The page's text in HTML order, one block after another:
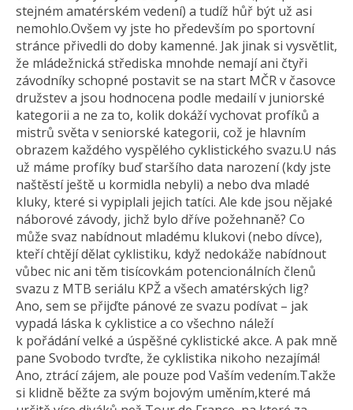
stejném amatérském vedení) a tudíž hůř být už asi
nemohlo.Ovšem vy jste ho především po sportovní
stránce přivedli do doby kamenné. Jak jinak si vysvětlit,
že mládežnická střediska mnohde nemají ani čtyři
závodníky schopné postavit se na start MČR v časovce
družstev a jsou hodnocena podle medailí v juniorské
kategorii a ne za to, kolik dokáží vychovat profíků a
mistrů světa v seniorské kategorii, což je hlavním
obrazem každého vyspělého cyklistického svazu.U nás
už máme profíky buď staršího data narození (kdy jste
naštěstí ještě u kormidla nebyli) a nebo dva mladé
kluky, které si vypiplali jejich tatíci. Ale kde jsou nějaké
náborové závody, jichž bylo dříve požehnaně? Co
může svaz nabídnout mladému klukovi (nebo dívce),
kteří chtějí dělat cyklistiku, když nedokáže nabídnout
vůbec nic ani těm tisícovkám potencionálních členů
svazu z MTB seriálu KPŽ a všech amatérských lig?
Ano, sem se přijďte pánové ze svazu podívat – jak
vypadá láska k cyklistice a co všechno náleží
k pořádání velké a úspěšné cyklistické akce. A pak mně
pane Svobodo tvrďte, že cyklistika nikoho nezajímá!
Ano, ztrácí zájem, ale pouze pod Vaším vedením.Takže
si klidně běžte za svým bojovým uměním,které má